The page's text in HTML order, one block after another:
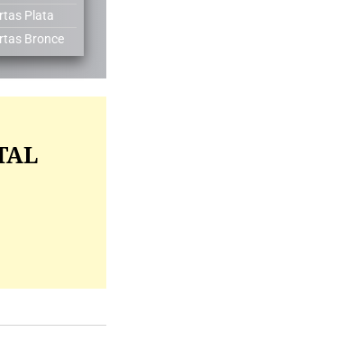
Plata
Bronce